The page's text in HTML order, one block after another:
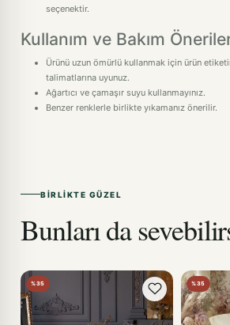
seçenektir.
Kullanım ve Bakım
Ürünü uzun ömürlü kullanmak için ürün
talimatlarına uyunuz.
Ağartıcı ve çamaşır suyu kullanmayınız.
Benzer renklerle birlikte yıkamanız önerilir.
BIRLIKTE GÜZEL
Bunları da
%35 %35